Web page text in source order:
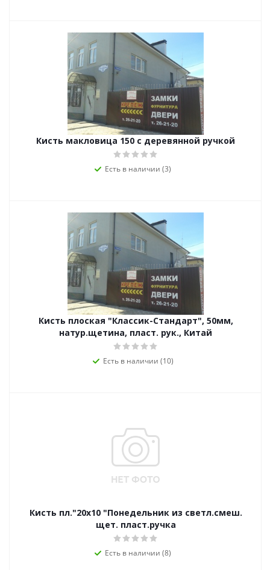
Кисть макловица 150 с деревянной ручкой
Есть в наличии (3)
Кисть плоская "Классик-Стандарт", 50мм,
натур.щетина, пласт. рук., Китай
Есть в наличии (10)
Кисть пл."20х10 "Понедельник из светл.смеш.
щет. пласт.ручка
Есть в наличии (8)